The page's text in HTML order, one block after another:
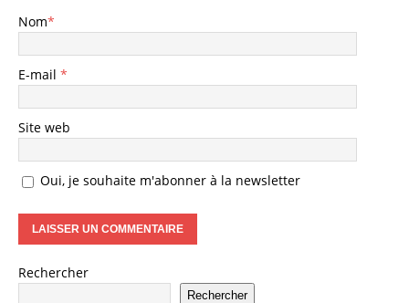
Nom*
E-mail *
Site web
Oui, je souhaite m'abonner à la newsletter
Rechercher
Rechercher